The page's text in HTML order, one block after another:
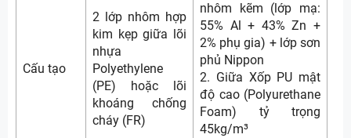
Cấu tạo
2 lớp nhôm hợp
kim kẹp giữa lõi
nhựa
Polyethylene
(PE) hoặc lõi
khoáng chống
cháy (FR)
nhôm kẽm (lớp mạ:
55% Al + 43% Zn +
2% phụ gia) + lớp sơn
phủ Nippon
2. Giữa Xốp PU mật
độ cao (Polyurethane
Foam) tỷ trọng
45kg/m³